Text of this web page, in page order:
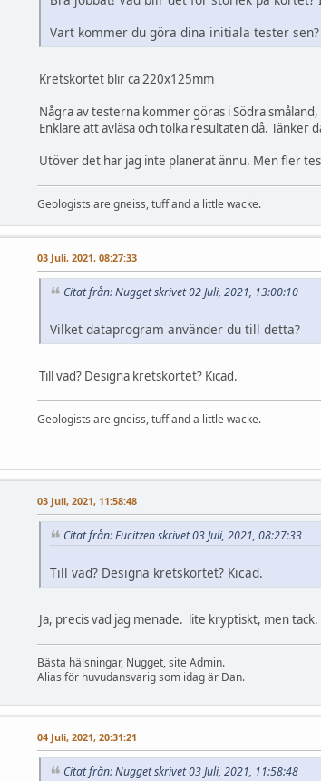
Vart kommer du göra dina initiala tester sen?
Kretskortet blir ca 220x125mm
Några av testerna kommer göras i Södra
Enklare att avläsa och tolka resultaten då.
Utöver det har jag inte planerat ännu. Men fler
Geologists are gneiss, tuff and a little wacke.
03 Juli, 2021, 08:27:33
Citat från: Nugget skrivet 02 Juli, 2021, 13:00:10
Vilket dataprogram använder du till detta?
Till vad? Designa kretskortet? Kicad.
Geologists are gneiss, tuff and a little wacke.
03 Juli, 2021, 11:58:48
Citat från: Eucitzen skrivet 03 Juli, 2021, 08:27:33
Till vad? Designa kretskortet? Kicad.
Ja, precis vad jag menade. lite kryptiskt, men
Bästa hälsningar, Nugget, site Admin.
Alias för huvudansvarig som idag är Dan.
04 Juli, 2021, 20:31:21
Citat från: Nugget skrivet 03 Juli, 2021, 11:58:48